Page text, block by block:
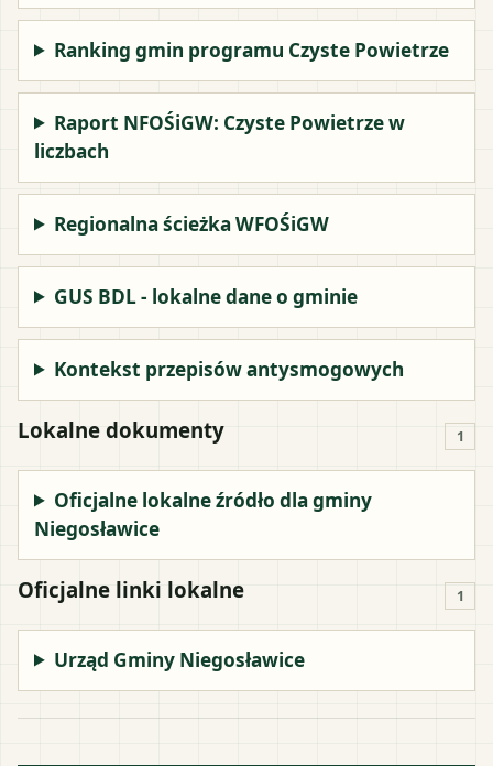
Ranking gmin programu Czyste Powietrze
Raport NFOŚiGW: Czyste Powietrze w
liczbach
Regionalna ścieżka WFOŚiGW
GUS BDL - lokalne dane o gminie
Kontekst przepisów antysmogowych
Lokalne dokumenty 1
Oficjalne lokalne źródło dla gminy
Niegosławice
Oficjalne linki lokalne 1
Urząd Gminy Niegosławice